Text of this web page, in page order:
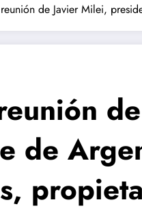
de Javier Milei,
de